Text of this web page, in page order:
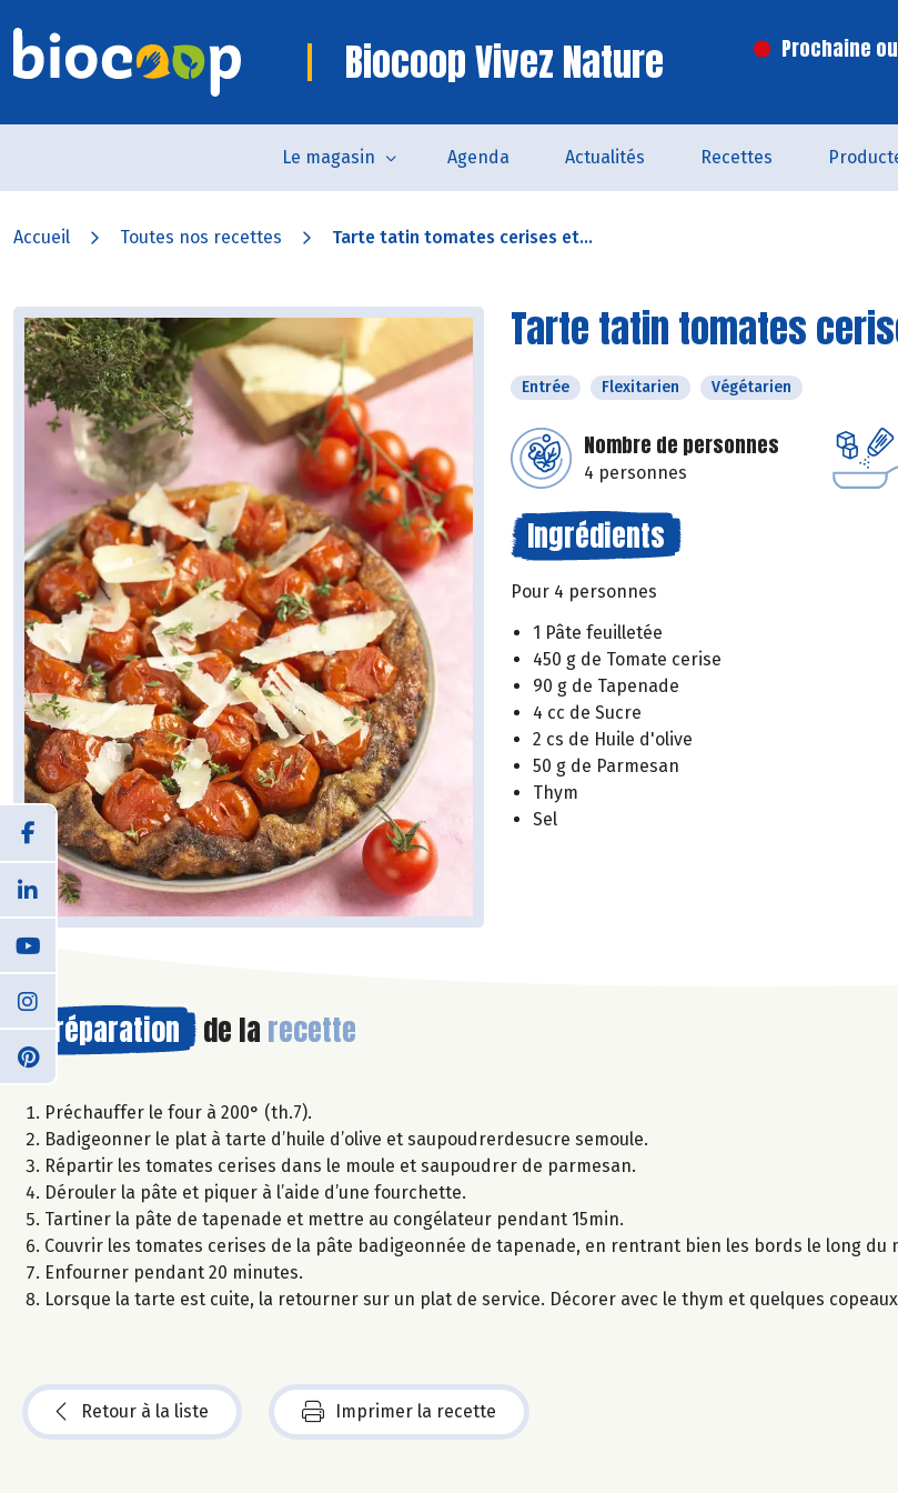
Biocoop Vivez Nature Prochaine
Le magasin Agenda Actualités Recettes
Accueil Toutes nos recettes Tarte tatin tomates cerises et...
Tarte tatin tomates
Entrée Flexitarien Végétarien
Nombre de personnes
4 personnes
Ingrédients
Pour 4 personnes
1 Pâte feuilletée
450 g de Tomate cerise
90 g de Tapenade
4 cc de Sucre
2 cs de Huile d'olive
50 g de Parmesan
Thym
Sel
Préparation de la recette
Préchauffer le four à 200° (th.7).
Badigeonner le plat à tarte d’huile d’olive et saupoudrerdesucre semoule.
Répartir les tomates cerises dans le moule et saupoudrer de parmesan.
Dérouler la pâte et piquer à l’aide d’une fourchette.
Tartiner la pâte de tapenade et mettre au congélateur pendant 15min.
Couvrir les tomates cerises de la pâte badigeonnée de tapenade, en rentrant bien les bords le long du
Enfourner pendant 20 minutes.
Lorsque la tarte est cuite, la retourner sur un plat de service. Décorer avec le thym et quelques
Retour à la liste Imprimer la recette